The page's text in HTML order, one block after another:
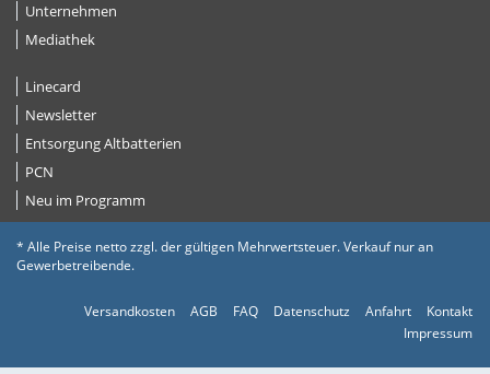
Unternehmen
Mediathek
Linecard
Newsletter
Entsorgung Altbatterien
PCN
Neu im Programm
* Alle Preise netto zzgl. der gültigen Mehrwertsteuer. Verkauf nur an
Gewerbetreibende.
Versandkosten AGB FAQ Datenschutz Anfahrt
Kontakt
Impressum